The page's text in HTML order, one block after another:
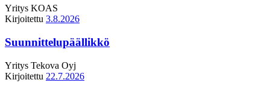
Yritys KOAS
Kirjoitettu 3.8.2026
Suunnittelupäällikkö
Yritys Tekova Oyj
Kirjoitettu 22.7.2026